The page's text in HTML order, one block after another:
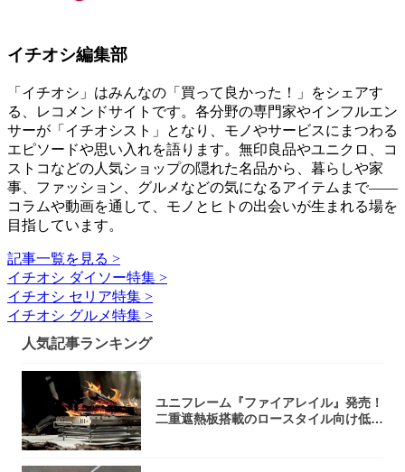
イチオシ編集部
「イチオシ」はみんなの「買って良かった！」をシェアす
る、レコメンドサイトです。各分野の専門家やインフルエン
サーが「イチオシスト」となり、モノやサービスにまつわる
エピソードや思い入れを語ります。無印良品やユニクロ、コ
ストコなどの人気ショップの隠れた名品から、暮らしや家
事、ファッション、グルメなどの気になるアイテムまで――
コラムや動画を通して、モノとヒトの出会いが生まれる場を
目指しています。
記事一覧を見る >
イチオシ ダイソー特集 >
イチオシ セリア特集 >
イチオシ グルメ特集 >
人気記事ランキング
ユニフレーム『ファイアレイル』発売！
二重遮熱板搭載のロースタイル向け低型